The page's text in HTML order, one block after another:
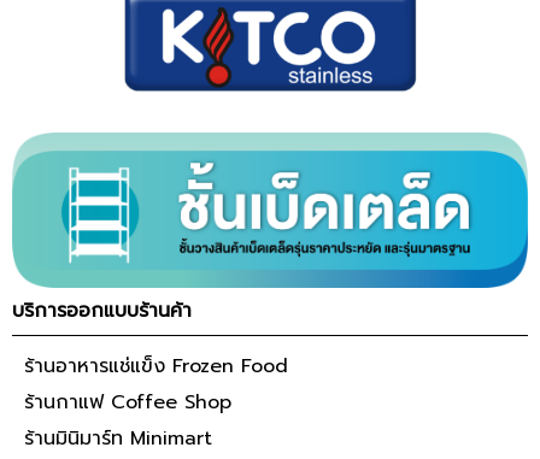
บริการออกแบบร้านค้า
ร้านอาหารแช่แข็ง Frozen Food
ร้านกาแฟ Coffee Shop
ร้านมินิมาร์ท Minimart